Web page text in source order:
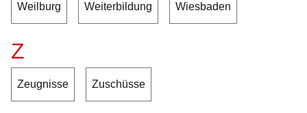
Weilburg Weiterbildung Wiesbaden
Z
Zeugnisse Zuschüsse